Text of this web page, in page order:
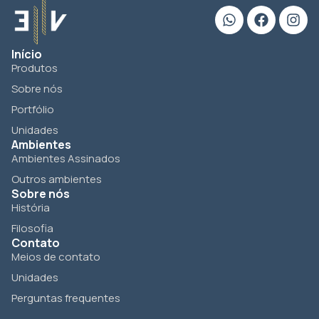
Início
Produtos
Sobre nós
Portfólio
Unidades
Ambientes
Ambientes Assinados
Outros ambientes
Sobre nós
História
Filosofia
Contato
Meios de contato
Unidades
Perguntas frequentes